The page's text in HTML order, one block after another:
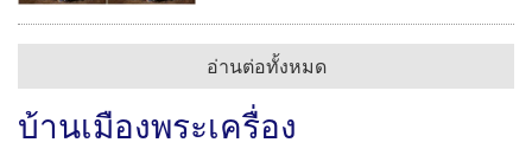
อ่านต่อทั้งหมด
บ้านเมืองพระเครื่อง